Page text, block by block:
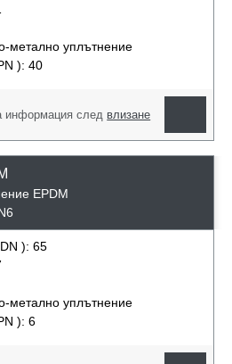
метално уплътнение
): 40
информация след влизане
EPDM
): 65
метално уплътнение
): 6